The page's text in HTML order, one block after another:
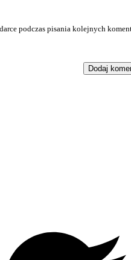
podczas pisania kolejnych